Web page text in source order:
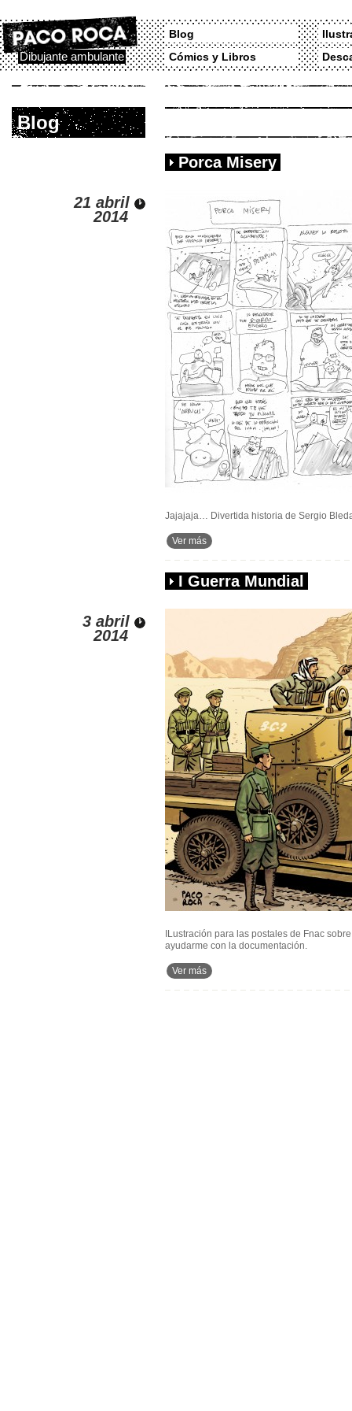
Dibujante ambulante
Blog
Cómics y Libros
Blog
Porca Misery
21 abril
2014
Jajajaja… Divertida historia de Sergio
Ver más
I Guerra Mundial
3 abril
2014
ILustración para las postales de Fnac
ayudarme con la documentación.
Ver más